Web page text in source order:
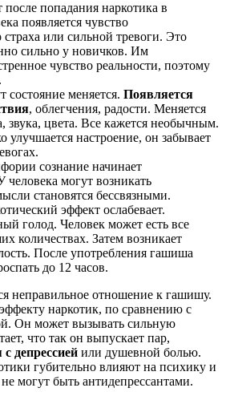
попадания наркотика в
появляется чувство
страха или сильной тревоги. Это
сильно у новичков. Им
чувство реальности, поэтому
состояние меняется. Появляется
, облегчения, радости. Меняется
звука, цвета. Все кажется необычным.
улучшается настроение, он забывает
сознание начинает
человека могут возникать
становятся бессвязными.
эффект ослабевает.
голод. Человек может есть все
количествах. Затем возникает
После употребления гашиша
до 12 часов.
неправильное отношение к гашишу.
наркотик, по сравнению с
Он может вызывать сильную
что так он выпускает пар,
депрессией или душевной болью.
губительно влияют на психику и
могут быть антидепрессантами.